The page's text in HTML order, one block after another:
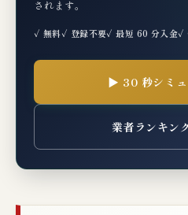
されます。
✓ 無料✓ 登録不要✓ 最短 60 分入金✓
▶ 30 秒シミュ
業者ランキン